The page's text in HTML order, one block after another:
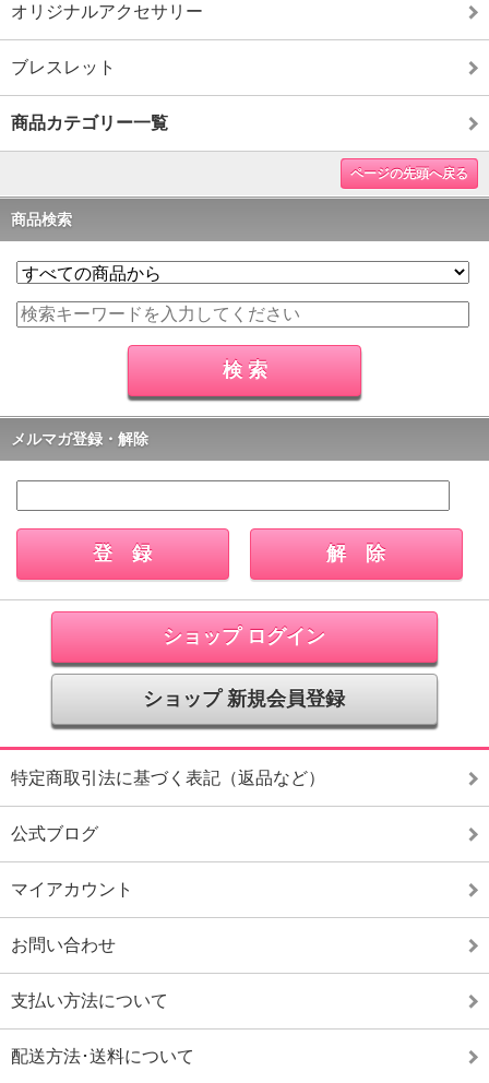
オリジナルアクセサリー
ブレスレット
商品カテゴリー一覧
ページの先頭へ戻る
商品検索
メルマガ登録・解除
ショップ ログイン
ショップ 新規会員登録
特定商取引法に基づく表記（返品など）
公式ブログ
マイアカウント
お問い合わせ
支払い方法について
配送方法･送料について